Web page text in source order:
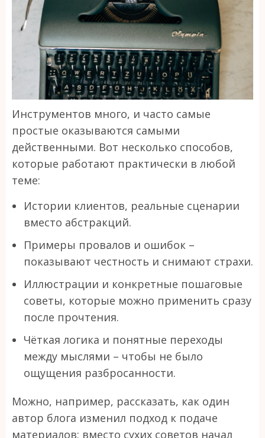
Инструментов много, и часто самые
простые оказываются самыми
действенными. Вот несколько способов,
которые работают практически в любой
теме:
Истории клиентов, реальные сценарии
вместо абстракций.
Примеры провалов и ошибок –
показывают честность и снимают страхи.
Иллюстрации и конкретные пошаговые
советы, которые можно применить сразу
после прочтения.
Чёткая логика и понятные переходы
между мыслями – чтобы не было
ощущения разбросанности.
Можно, например, рассказать, как один
автор блога изменил подход к подаче
материалов: вместо сухих советов начал